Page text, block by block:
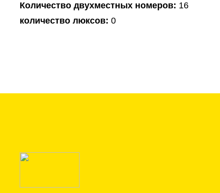
Количество двухместных номеров: 16
количество люксов: 0